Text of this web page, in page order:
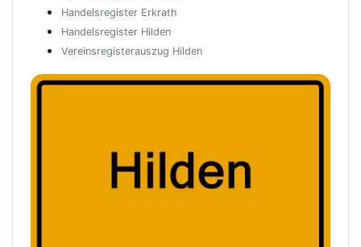
Handelsregister Erkrath
Handelsregister Hilden
Vereinsregisterauszug Hilden